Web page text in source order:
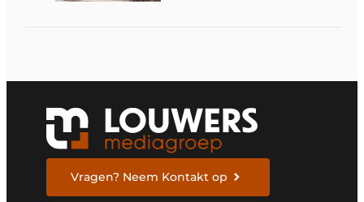
Vragen? Neem Kontakt op